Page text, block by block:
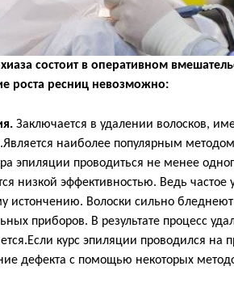
состоит в оперативном
роста ресниц невозможно:
Заключается в удалении волосков,
наиболее популярным
эпиляции проводиться не менее
низкой эффективностью. Ведь
истончению. Волоски сильно
приборов. В результате процесс
курс эпиляции проводился на
дефекта с помощью некоторых